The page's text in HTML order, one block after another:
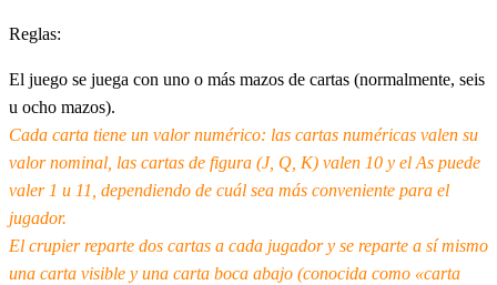
Reglas:
El juego se juega con uno o más mazos de cartas (normalmente, seis
u ocho mazos).
Cada carta tiene un valor numérico: las cartas numéricas valen su
valor nominal, las cartas de figura (J, Q, K) valen 10 y el As puede
valer 1 u 11, dependiendo de cuál sea más conveniente para el
jugador.
El crupier reparte dos cartas a cada jugador y se reparte a sí mismo
una carta visible y una carta boca abajo (conocida como «carta